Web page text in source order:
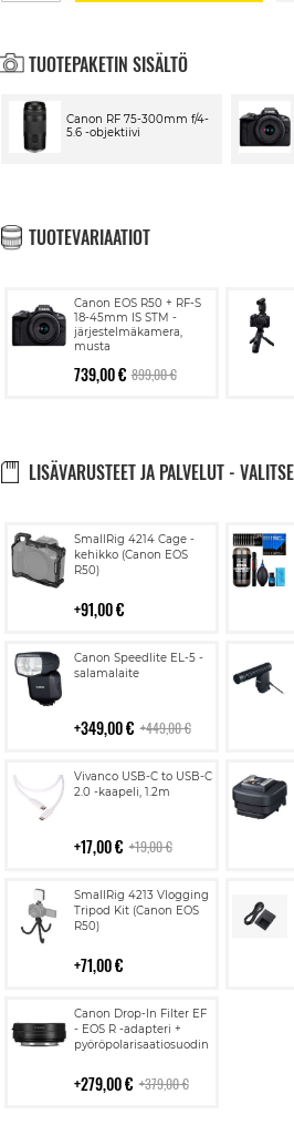
TUOTEPAKETIN SISÄLTÖ
Canon RF 75-300mm f/4-
5.6 -objektiivi
TUOTEVARIAATIOT
Canon EOS R50 + RF-S
18-45mm IS STM -
järjestelmäkamera,
musta
739,00 € 899,00 €
LISÄVARUSTEET JA PALVELUT -
SmallRig 4214 Cage -
kehikko (Canon EOS
R50)
91,00 €
Lisää
ostoskoriin
Canon Speedlite EL-5 -
salamalaite
349,00 € 449,00 €
Lisää
ostoskoriin
Vivanco USB-C to USB-C
2.0 -kaapeli, 1.2m
17,00 € 19,00 €
Lisää
ostoskoriin
SmallRig 4213 Vlogging
Tripod Kit (Canon EOS
R50)
71,00 €
Lisää
ostoskoriin
Canon Drop-In Filter EF
- EOS R -adapteri +
pyöröpolarisaatiosuodin
279,00 € 379,00 €
Lisää
ostoskoriin